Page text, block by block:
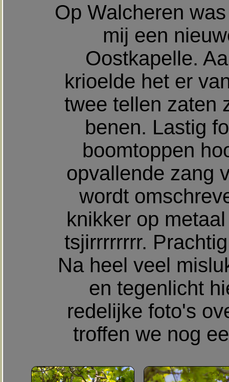
Op Walcheren
mij een
Oostkapelle.
krioelde het er
twee tellen zaten
benen. Lastig
boomtoppen
opvallende zang
wordt
knikker op
tsjirrrrrrrr.
Na heel veel
en tegenlicht
redelijke foto's
troffen we nog